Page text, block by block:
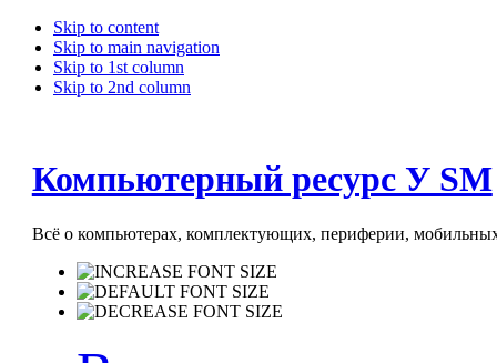
Skip to content
Skip to main navigation
Skip to 1st column
Skip to 2nd column
Компьютерный ресурс У SM
Всё о компьютерах, комплектующих, периферии, мобильных